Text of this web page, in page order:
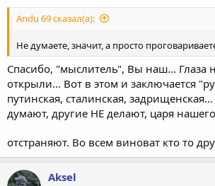
Andu 69 сказал(а):
Не думаете, значит, а просто
Спасибо, "мыслитель", Вы наш... Глаза
открыли... Вот в этом и заключается
путинская, сталинская,
думают, другие НЕ делают, царя
отстраняют. Во всем виноват кто то
Aksel